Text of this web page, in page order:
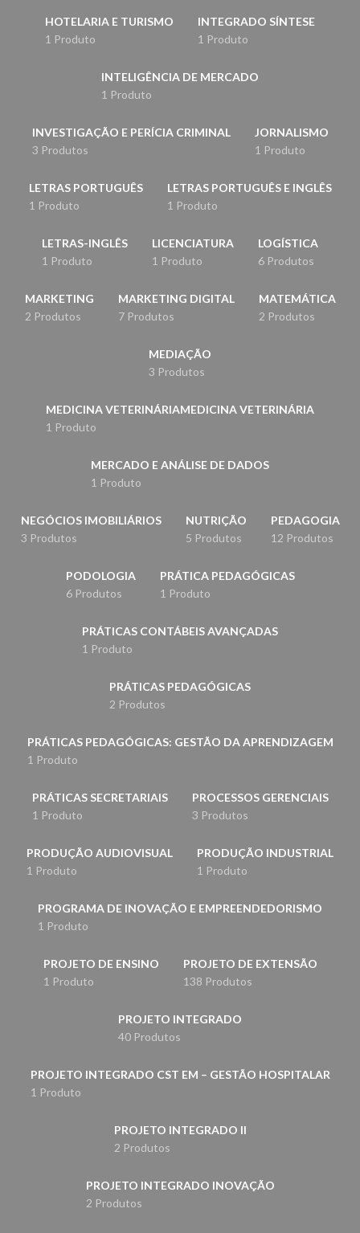
HOTELARIA E TURISMO
1 Produto
INTEGRADO SÍNTESE
1 Produto
INTELIGÊNCIA DE MERCADO
1 Produto
INVESTIGAÇÃO E PERÍCIA CRIMINAL
3 Produtos
JORNALISMO
1 Produto
LETRAS PORTUGUÊS
1 Produto
LETRAS PORTUGUÊS E INGLÊS
1 Produto
LETRAS-INGLÊS
1 Produto
LICENCIATURA
1 Produto
LOGÍSTICA
6 Produtos
MARKETING
2 Produtos
MARKETING DIGITAL
7 Produtos
MATEMÁTICA
2 Produtos
MEDIAÇÃO
3 Produtos
MEDICINA VETERINÁRIAMEDICINA VETERINÁRIA
1 Produto
MERCADO E ANÁLISE DE DADOS
1 Produto
NEGÓCIOS IMOBILIÁRIOS
3 Produtos
NUTRIÇÃO
5 Produtos
PEDAGOGIA
12 Produtos
PODOLOGIA
6 Produtos
PRÁTICA PEDAGÓGICAS
1 Produto
PRÁTICAS CONTÁBEIS AVANÇADAS
1 Produto
PRÁTICAS PEDAGÓGICAS
2 Produtos
PRÁTICAS PEDAGÓGICAS: GESTÃO DA APRENDIZAGEM
1 Produto
PRÁTICAS SECRETARIAIS
1 Produto
PROCESSOS GERENCIAIS
3 Produtos
PRODUÇÃO AUDIOVISUAL
1 Produto
PRODUÇÃO INDUSTRIAL
1 Produto
PROGRAMA DE INOVAÇÃO E EMPREENDEDORISMO
1 Produto
PROJETO DE ENSINO
1 Produto
PROJETO DE EXTENSÃO
138 Produtos
PROJETO INTEGRADO
40 Produtos
PROJETO INTEGRADO CST EM – GESTÃO HOSPITALAR
1 Produto
PROJETO INTEGRADO II
2 Produtos
PROJETO INTEGRADO INOVAÇÃO
2 Produtos